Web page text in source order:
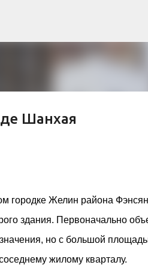
биомимикрии
бывшей пехотной школы
архитектуры в
17 — социального
11 доступных, площадь 2 845
норм пожарной безопасности,
был подтвержден победой в
Шанхая
городке Желин района
здания. Первоначально
но с большой
жилому кварталу.